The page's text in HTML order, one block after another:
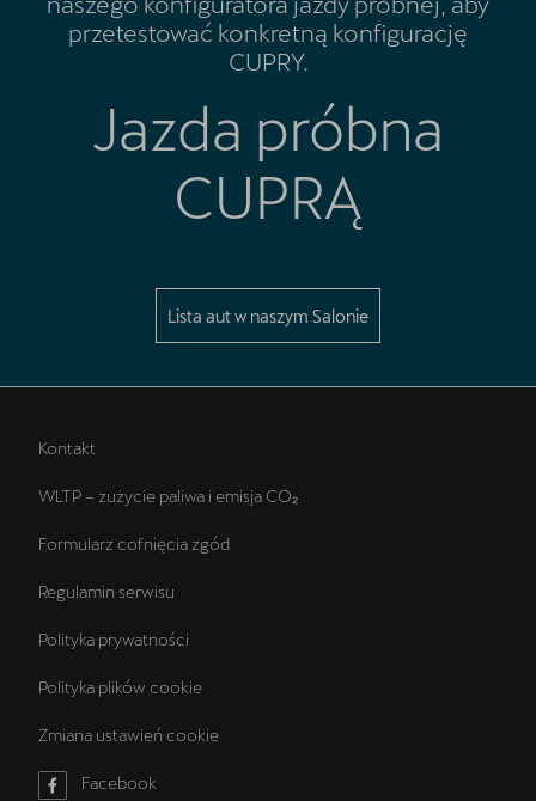
przetestować konkretną konfigurację
CUPRY.
Jazda próbna
CUPRĄ
Lista aut w naszym Salonie
Kontakt
WLTP – zużycie paliwa i emisja CO₂
Formularz cofnięcia zgód
Regulamin serwisu
Polityka prywatności
Polityka plików cookie
Zmiana ustawień cookie
Facebook